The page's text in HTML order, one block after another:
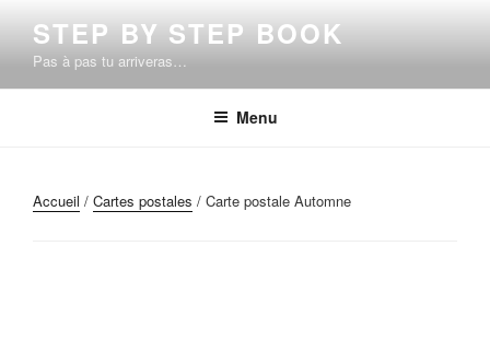
contenu
principal
STEP BY STEP BOOK
Pas à pas tu arriveras…
Menu
Accueil / Cartes postales / Carte postale Automne